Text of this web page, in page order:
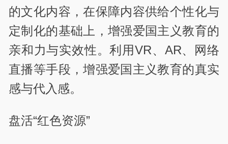
的文化内容，在保障内容供给个性化与
定制化的基础上，增强爱国主义教育的
亲和力与实效性。利用VR、AR、网络
直播等手段，增强爱国主义教育的真实
感与代入感。
盘活“红色资源”